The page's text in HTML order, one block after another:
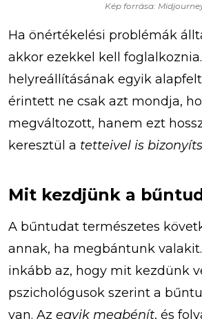
Kép forrása:
Ha önértékelési problémák
akkor ezekkel kell
helyreállításának egyik
érintett ne csak azt mondja,
megváltozott, hanem ezt
keresztül a tetteivel is
Mit kezdjünk a
A bűntudat természetes
annak, ha megbántunk
inkább az, hogy mit kezdünk
pszichológusok szerint a
van. Az egyik megbénít, és